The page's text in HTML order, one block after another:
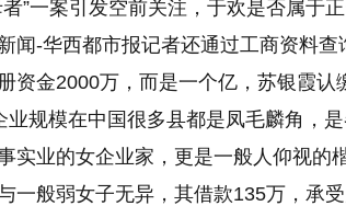
”一案引发空前关注，于欢是否属于
闻-华西都市报记者还通过工商资料
资金2000万，而是一个亿，苏银霞认
业规模在中国很多县都是凤毛麟角，
实业的女企业家，更是一般人仰视的
一般弱女子无异，其借款135万，承